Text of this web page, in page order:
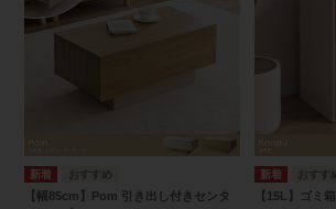
【幅85cm】Pom 引き出し付きセンタ
【15L】ゴミ箱